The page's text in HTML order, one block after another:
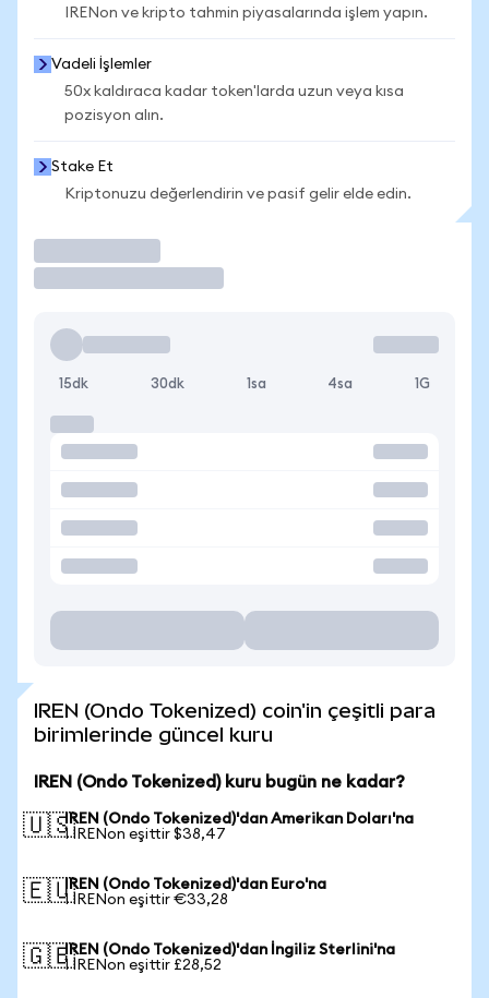
IRENon ve kripto tahmin piyasalarında işlem yapın.
Vadeli İşlemler
50x kaldıraca kadar token'larda uzun veya kısa
pozisyon alın.
Stake Et
Kriptonuzu değerlendirin ve pasif gelir elde edin.
15dk 30dk 1sa 4sa 1G
IREN (Ondo Tokenized) coin'in çeşitli para
birimlerinde güncel kuru
IREN (Ondo Tokenized) kuru bugün ne kadar?
🇺🇸IREN (Ondo Tokenized)'dan Amerikan Doları'na
1 IRENon eşittir $38,47
🇪🇺IREN (Ondo Tokenized)'dan Euro'na
1 IRENon eşittir €33,28
🇬🇧IREN (Ondo Tokenized)'dan İngiliz Sterlini'na
1 IRENon eşittir £28,52